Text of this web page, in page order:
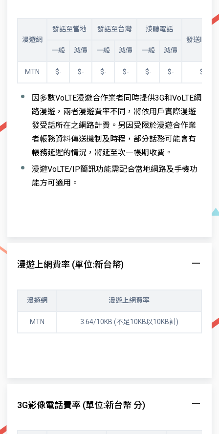
漫遊網
發話至當地 發話至台灣
接聽電話
發送IP簡
一般
減價 一般 減價 一般 減價
MTN $- $- $- $- $- $- $-
因多數VoLTE漫遊合作業者同時提供3G和VoLTE網
路漫遊，兩者漫遊費率不同，將依用戶實際漫遊
發受話所在之網路計費。另因受限於漫遊合作業
者帳務資料傳送機制及時程，部分話務可能會有
帳務延遲的情況，將延至次一帳期收費。
漫遊VoLTE/IP簡訊功能需配合當地網路及手機功
能方可適用。
漫遊上網費率 (單位:新台幣)
漫遊網 漫遊上網費率
MTN 3.64/10KB (不足10KB以10KB計)
3G影像電話費率 (單位:新台幣 分)